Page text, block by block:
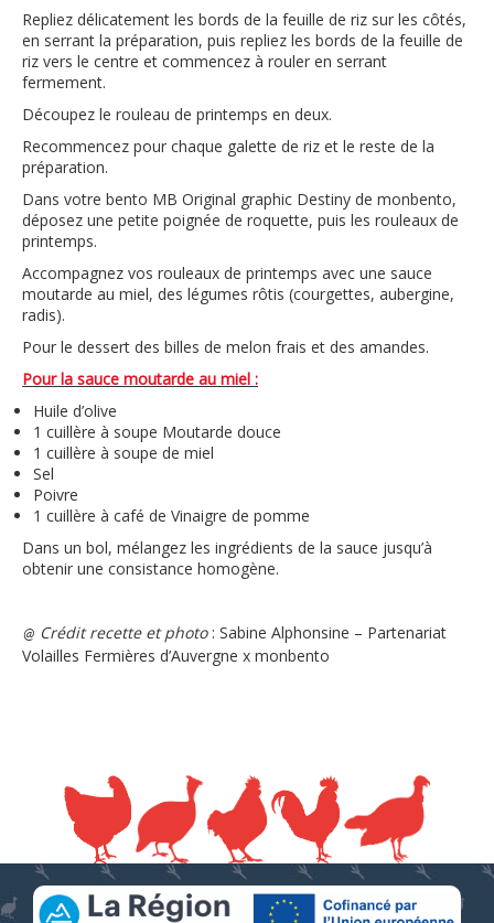
Repliez délicatement les bords de la feuille de riz sur les côtés,
en serrant la préparation, puis repliez les bords de la feuille de
riz vers le centre et commencez à rouler en serrant
fermement.
Découpez le rouleau de printemps en deux.
Recommencez pour chaque galette de riz et le reste de la
préparation.
Dans votre bento MB Original graphic Destiny de monbento,
déposez une petite poignée de roquette, puis les rouleaux de
printemps.
Accompagnez vos rouleaux de printemps avec une sauce
moutarde au miel, des légumes rôtis (courgettes, aubergine,
radis).
Pour le dessert des billes de melon frais et des amandes.
Pour la sauce moutarde au miel :
Huile d’olive
1 cuillère à soupe Moutarde douce
1 cuillère à soupe de miel
Sel
Poivre
1 cuillère à café de Vinaigre de pomme
Dans un bol, mélangez les ingrédients de la sauce jusqu’à
obtenir une consistance homogène.
@ Crédit recette et photo: Sabine Alphonsine – Partenariat
Volailles Fermières d’Auvergne x monbento